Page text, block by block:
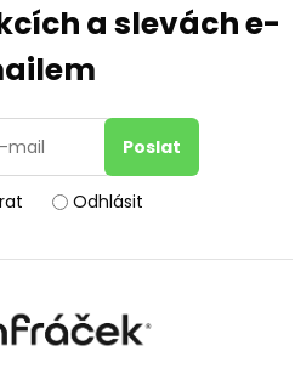
a slevách e-
Odhlásit